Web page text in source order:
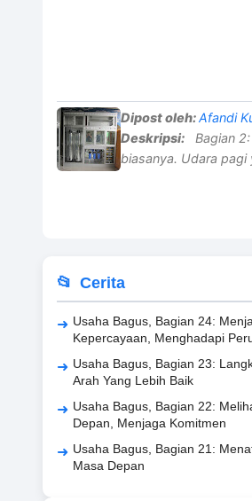
Dipost oleh:Afandi
Deskripsi: Bagian 2:
biasanya. Udara pagi
Cerita
Usaha Bagus, Bagian 24:
Kepercayaan, Menghadapi
Usaha Bagus, Bagian 23:
Arah Yang Lebih Baik
Usaha Bagus, Bagian 22:
Depan, Menjaga Komitmen
Usaha Bagus, Bagian 21:
Masa Depan